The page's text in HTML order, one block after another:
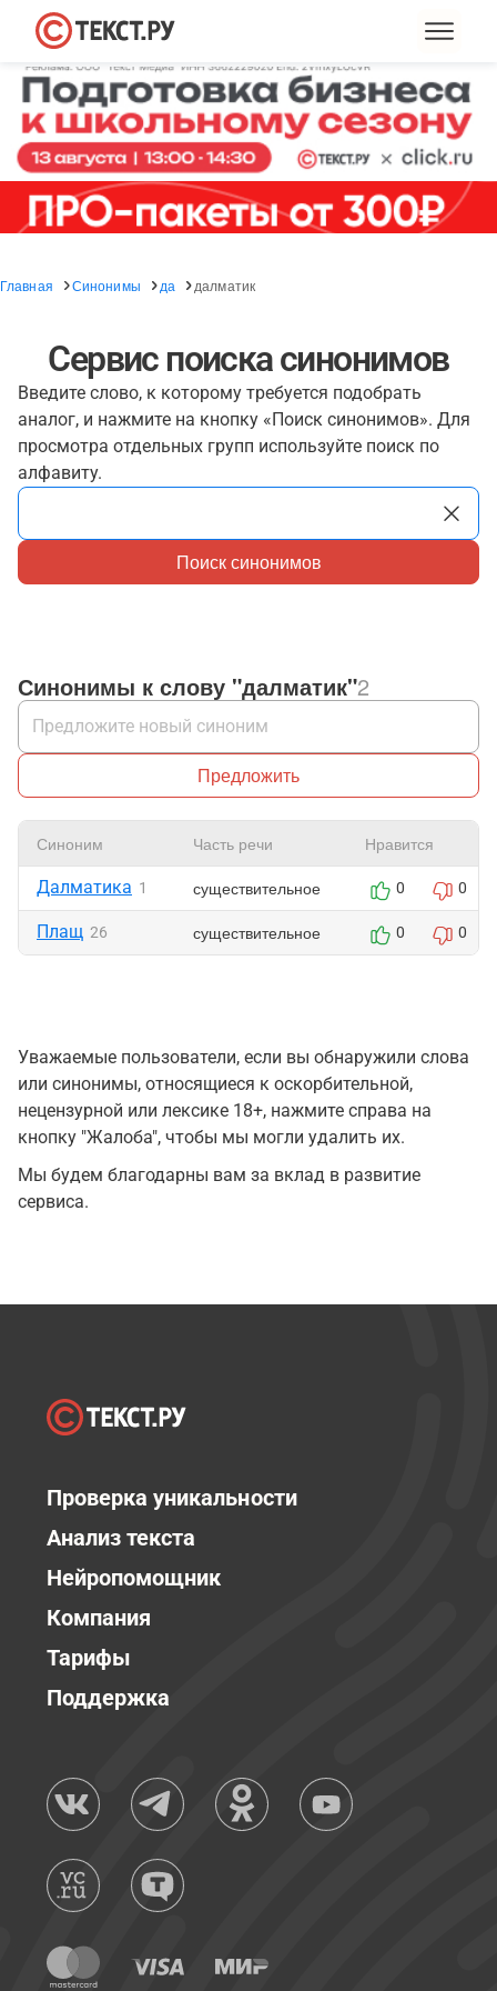
Главная Синонимы да далматик
Сервис поиска синонимов
Введите слово, к которому требуется подобрать
аналог, и нажмите на кнопку «Поиск синонимов». Для
просмотра отдельных групп используйте поиск по
алфавиту.
Поиск синонимов
Синонимы к слову "далматик"2
Предложить
Синоним Часть речи Нравится
Далматика 1 существительное 0 0
Плащ 26 существительное 0 0
Уважаемые пользователи, если вы обнаружили слова
или синонимы, относящиеся к оскорбительной,
нецензурной или лексике 18+, нажмите справа на
кнопку "Жалоба", чтобы мы могли удалить их.
Мы будем благодарны вам за вклад в развитие
сервиса.
Проверка уникальности
Анализ текста
Нейропомощник
Компания
Тарифы
Поддержка